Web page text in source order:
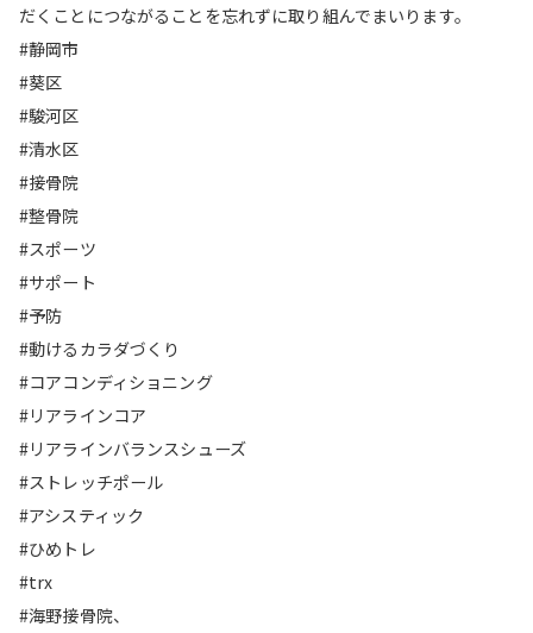
だくことにつながることを忘れずに取り組んでまいります。
#静岡市
#葵区
#駿河区
#清水区
#接骨院
#整骨院
#スポーツ
#サポート
#予防
#動けるカラダづくり
#コアコンディショニング
#リアラインコア
#リアラインバランスシューズ
#ストレッチポール
#アシスティック
#ひめトレ
#trx
#海野接骨院、